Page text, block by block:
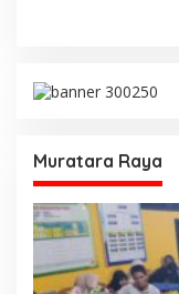
Muratara Raya